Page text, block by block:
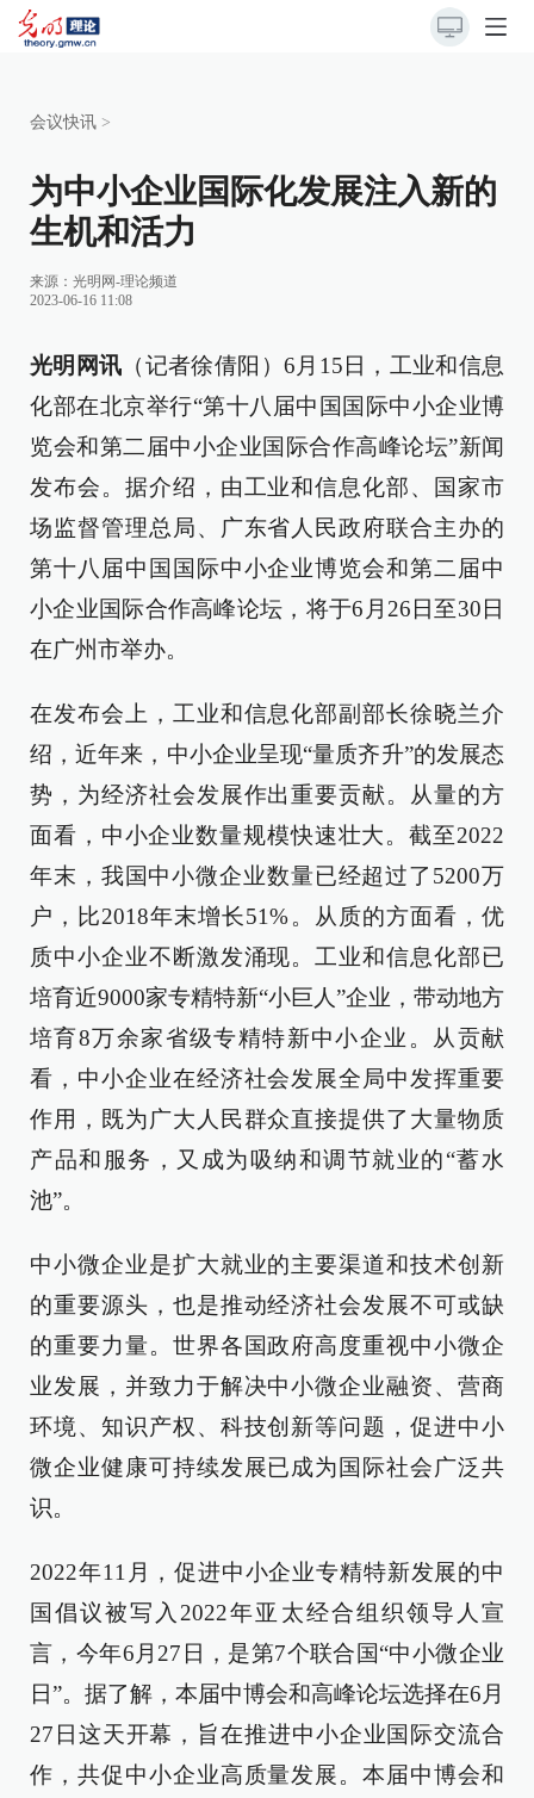
会议快讯 >
为中小企业国际化发展注入新的
生机和活力
来源： 光明网-理论频道
2023-06-16 11:08
光明网讯 （记者徐倩阳）6月15日，工业和信息
化部在北京举行“第十八届中国国际中小企业博
览会和第二届中小企业国际合作高峰论坛”新闻
发布会。据介绍，由工业和信息化部、国家市
场监督管理总局、广东省人民政府联合主办的
第十八届中国国际中小企业博览会和第二届中
小企业国际合作高峰论坛，将于6月26日至30日
在广州市举办。
在发布会上，工业和信息化部副部长徐晓兰介
绍，近年来，中小企业呈现“量质齐升”的发展态
势，为经济社会发展作出重要贡献。从量的方
面看，中小企业数量规模快速壮大。截至2022
年末，我国中小微企业数量已经超过了5200万
户，比2018年末增长51%。从质的方面看，优
质中小企业不断激发涌现。工业和信息化部已
培育近9000家专精特新“小巨人”企业，带动地方
培育8万余家省级专精特新中小企业。从贡献
看，中小企业在经济社会发展全局中发挥重要
作用，既为广大人民群众直接提供了大量物质
产品和服务，又成为吸纳和调节就业的“蓄水
池”。
中小微企业是扩大就业的主要渠道和技术创新
的重要源头，也是推动经济社会发展不可或缺
的重要力量。世界各国政府高度重视中小微企
业发展，并致力于解决中小微企业融资、营商
环境、知识产权、科技创新等问题，促进中小
微企业健康可持续发展已成为国际社会广泛共
识。
2022年11月，促进中小企业专精特新发展的中
国倡议被写入2022年亚太经合组织领导人宣
言，今年6月27日，是第7个联合国“中小微企业
日”。据了解，本届中博会和高峰论坛选择在6月
27日这天开幕，旨在推进中小企业国际交流合
作，共促中小企业高质量发展。本届中博会和